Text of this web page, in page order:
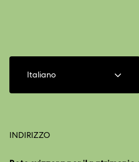
Italiano
INDIRIZZO